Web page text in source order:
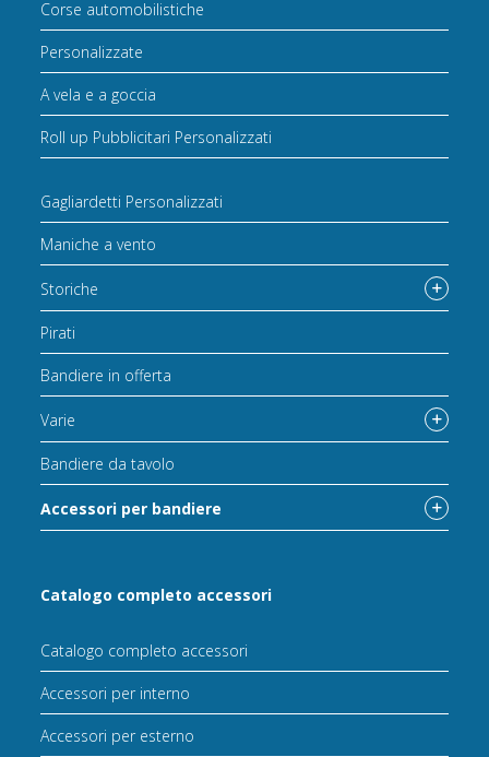
Corse automobilistiche
Personalizzate
A vela e a goccia
Roll up Pubblicitari Personalizzati
Gagliardetti Personalizzati
Maniche a vento
Storiche
Pirati
Bandiere in offerta
Varie
Bandiere da tavolo
Accessori per bandiere
Catalogo completo accessori
Catalogo completo accessori
Accessori per interno
Accessori per esterno